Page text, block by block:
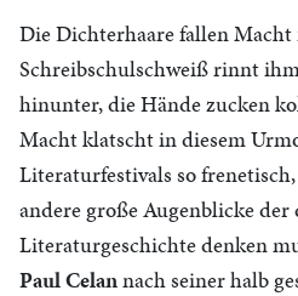
Die Dichterhaare fallen Macht
Schreibschulschweiß rinnt
hinunter, die Hände zucken
Macht klatscht in diesem
Literaturfestivals so
andere große Augenblicke
Literaturgeschichte denken
Paul Celannach seiner halb